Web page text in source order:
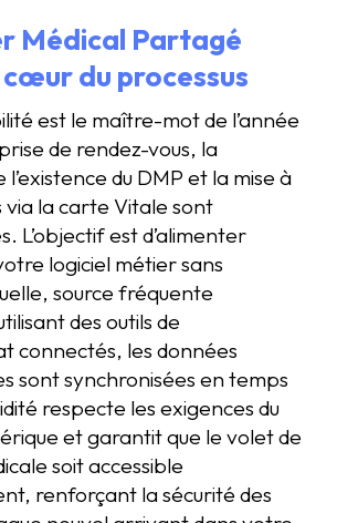
Médical Partagé
du processus
est le maître-mot de l’année
de rendez-vous, la
du DMP et la mise à
via la carte Vitale sont
L’objectif est d’alimenter
logiciel métier sans
source fréquente
des outils de
connectés, les données
sont synchronisées en temps
respecte les exigences du
et garantit que le volet de
soit accessible
renforçant la sécurité des